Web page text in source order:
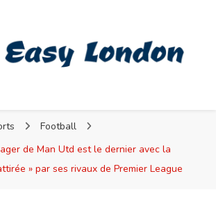
Football
de Man Utd est le dernier avec la
» par ses rivaux de Premier League